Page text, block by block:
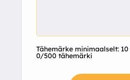
Tähemärke minimaalselt: 10
0/500 tähemärki